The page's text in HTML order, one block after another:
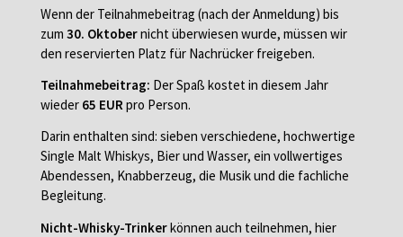
Wenn der Teilnahmebeitrag (nach der Anmeldung) bis
zum 30. Oktobernicht überwiesen wurde, müssen wir
den reservierten Platz für Nachrücker freigeben.
Teilnahmebeitrag: Der Spaß kostet in diesem Jahr
wieder 65 EURpro Person.
Darin enthalten sind: sieben verschiedene, hochwertige
Single Malt Whiskys, Bier und Wasser, ein vollwertiges
Abendessen, Knabberzeug, die Musik und die fachliche
Begleitung.
Nicht-Whisky-Trinkerkönnen auch teilnehmen, hier